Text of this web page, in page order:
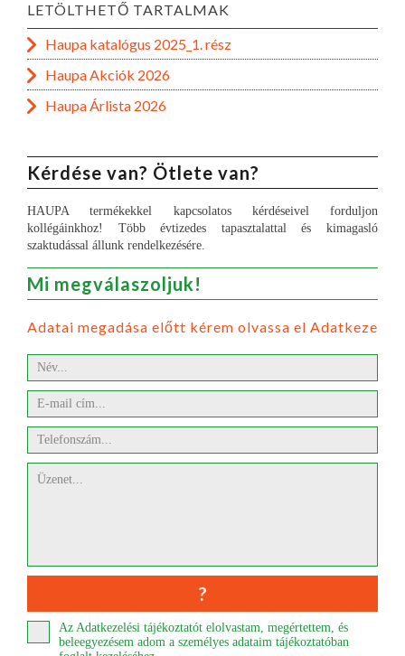
LETÖLTHETŐ TARTALMAK
Haupa katalógus 2025_1. rész
Haupa Akciók 2026
Haupa Árlista 2026
Kérdése van? Ötlete van?
HAUPA termékekkel kapcsolatos kérdéseivel forduljon
kollégáinkhoz! Több évtizedes tapasztalattal és kimagasló
szaktudással állunk rendelkezésére.
Mi megválaszoljuk!
Adatai megadása előtt kérem olvassa el
Az Adatkezelési tájékoztatót elolvastam, megértettem, és
beleegyezésem adom a személyes adataim tájékoztatóban